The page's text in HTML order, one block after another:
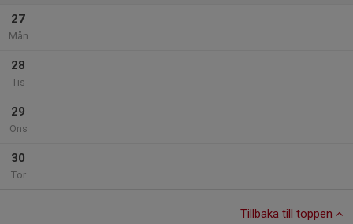
27
Mån
28
Tis
29
Ons
30
Tor
Tillbaka till toppen